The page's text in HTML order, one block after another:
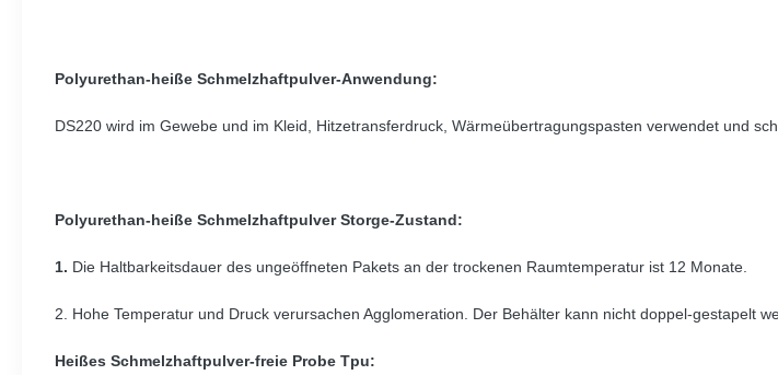
Polyurethan-heiße Schmelzhaftpulver-Anwendung:
DS220 wird im Gewebe und im Kleid, Hitzetransferdruck, Wärmeübertragungspasten verwendet und
Polyurethan-heiße Schmelzhaftpulver Storge-Zustand:
1. Die Haltbarkeitsdauer des ungeöffneten Pakets an der trockenen Raumtemperatur ist 12 Monate.
2. Hohe Temperatur und Druck verursachen Agglomeration. Der Behälter kann nicht doppel-gestapelt
Heißes Schmelzhaftpulver-freie Probe Tpu: